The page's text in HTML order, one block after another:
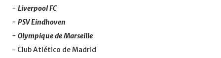
- Liverpool FC
- PSV Eindhoven
- Olympique de Marseille
- Club Atlético de Madrid